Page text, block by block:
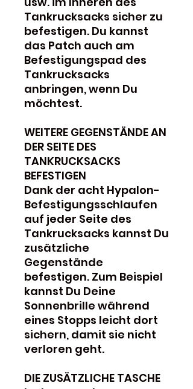
Tankrucksacks sicher zu
befestigen. Du kannst
das Patch auch am
Befestigungspad des
Tankrucksacks
anbringen, wenn Du
möchtest.
WEITERE GEGENSTÄNDE AN
DER SEITE DES
TANKRUCKSACKS
BEFESTIGEN
Dank der acht Hypalon-
Befestigungsschlaufen
auf jeder Seite des
Tankrucksacks kannst Du
zusätzliche
Gegenstände
befestigen. Zum Beispiel
kannst Du Deine
Sonnenbrille während
eines Stopps leicht dort
sichern, damit sie nicht
verloren geht.
DIE ZUSÄTZLICHE TASCHE